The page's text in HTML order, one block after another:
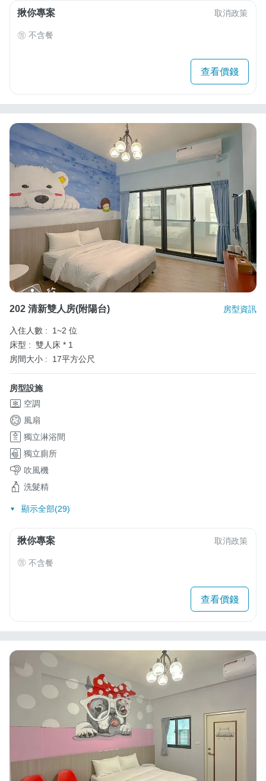
揪你專案 取消政策
不含餐
查看價錢
202 清新雙人房(附陽台) 房型資訊
入住人數 :
1~2 位
床型 : 雙人床 * 1
房間大小 :
17平方公尺
房型設施
空調
風扇
獨立淋浴間
獨立廁所
吹風機
洗髮精
顯示全部(29)
揪你專案 取消政策
不含餐
查看價錢